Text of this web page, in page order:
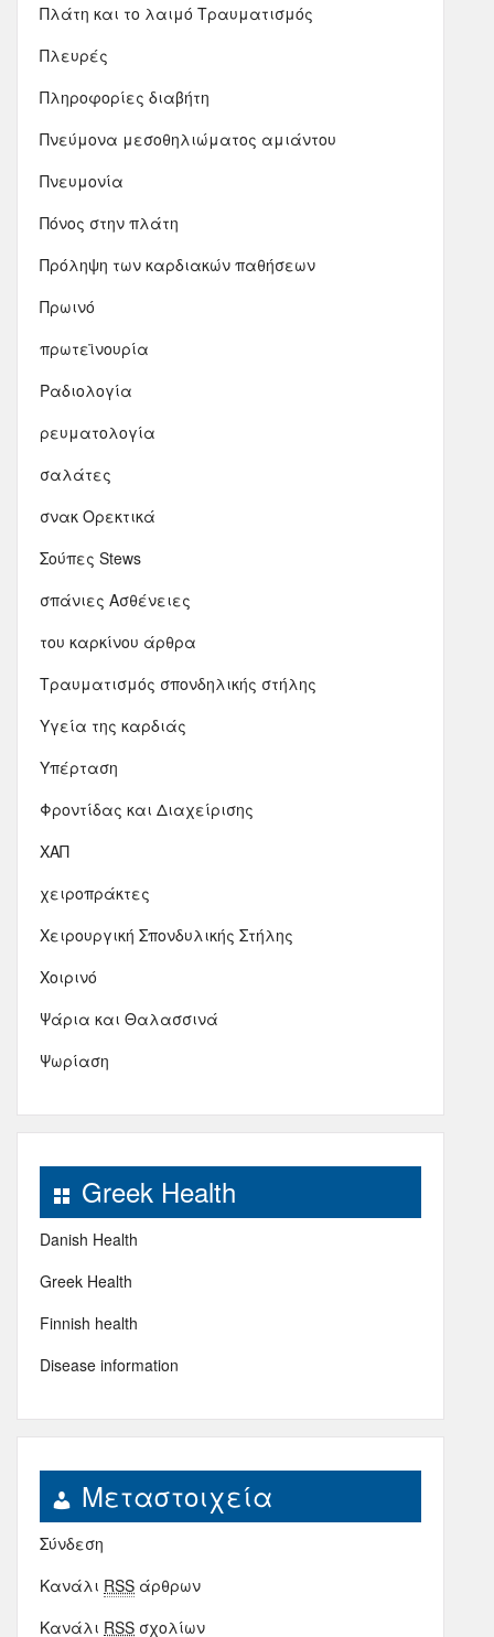
Πλάτη και το λαιμό Τραυματισμός
Πλευρές
Πληροφορίες διαβήτη
Πνεύμονα μεσοθηλιώματος αμιάντου
Πνευμονία
Πόνος στην πλάτη
Πρόληψη των καρδιακών παθήσεων
Πρωινό
πρωτεϊνουρία
Ραδιολογία
ρευματολογία
σαλάτες
σνακ Ορεκτικά
Σούπες Stews
σπάνιες Ασθένειες
του καρκίνου άρθρα
Τραυματισμός σπονδηλικής στήλης
Υγεία της καρδιάς
Υπέρταση
Φροντίδας και Διαχείρισης
ΧΑΠ
χειροπράκτες
Χειρουργική Σπονδυλικής Στήλης
Χοιρινό
Ψάρια και Θαλασσινά
Ψωρίαση
Greek Health
Danish Health
Greek Health
Finnish health
Disease information
Μεταστοιχεία
Σύνδεση
Κανάλι RSS άρθρων
Κανάλι RSS σχολίων